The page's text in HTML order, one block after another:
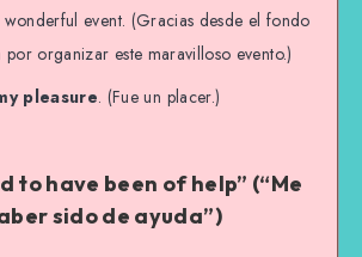
event. (Gracias desde el fondo
organizar este maravilloso evento.)
pleasure. (Fue un placer.)
to have been of help” (“Me
sido de ayuda”)